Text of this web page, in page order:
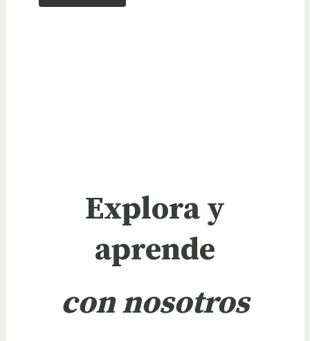
Explora y
aprende
con nosotros